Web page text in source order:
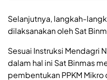
Selanjutnya, langkah-
dilaksanakan oleh Sat
Sesuai Instruksi Mendagri
dalam hal ini Sat Binmas
pembentukan PPKM